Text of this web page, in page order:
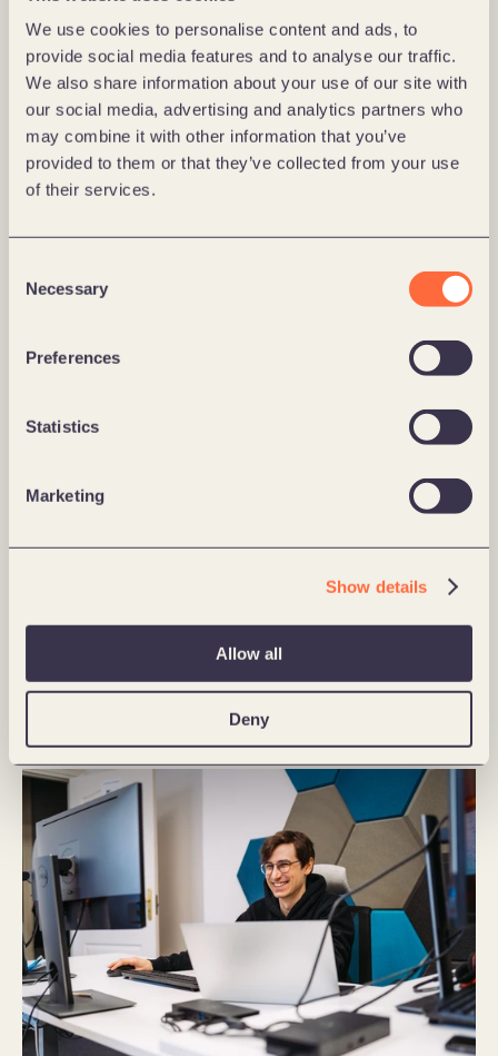
We use cookies to personalise content and ads, to
provide social media features and to analyse our traffic.
We also share information about your use of our site with
our social media, advertising and analytics partners who
may combine it with other information that you’ve
provided to them or that they’ve collected from your use
of their services.
Selection
Necessary
Preferences
Statistics
Marketing
Show details
Allow all
Deny
Miejsce docelowe może stanowić bazę danych,
system raportowy lub inne narzędzie do analizy.
Warto podkreślić, że Azure Data Factory umożliwia
obsługę wielu źródeł danych oraz skalowanie w celu
obsługi dużych ilości informacji. Dzięki niemu można
zoptymalizować proces przenoszenia i transformacji
danych, co jest niezwykle ważne w środowisku
przechowywane i przetwarzane.
Unikalne rozwiązania Azure Data Factory
zaawansowany przepływ danych, który pozwala na
jak agregacje, formatowanie, łączenie i wiele innych
operacji. To rozwiązanie z kategorii low-code, nie
wymagające znajomości języków programowania.
Elastyczność źródeł danych: Azure Data Factory
umożliwia pracę z różnymi źródłami danych, zarówno
serwerach lokalnych (on-premise).